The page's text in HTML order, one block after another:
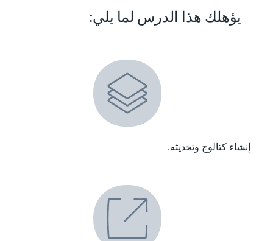
يؤهلك هذا الدرس لما يلي:
إنشاء كتالوج وتحديثه.